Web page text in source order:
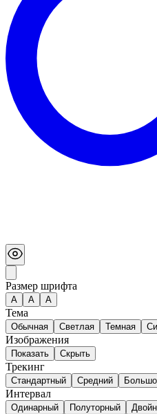
Размер шрифта
А A A
Тема
Обычная Светлая Темная
Изображения
Показать Скрыть
Трекинг
Стандартный Средний
Интервал
Одинарный Полуторный